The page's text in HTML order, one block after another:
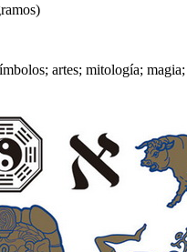
artes; mitología;